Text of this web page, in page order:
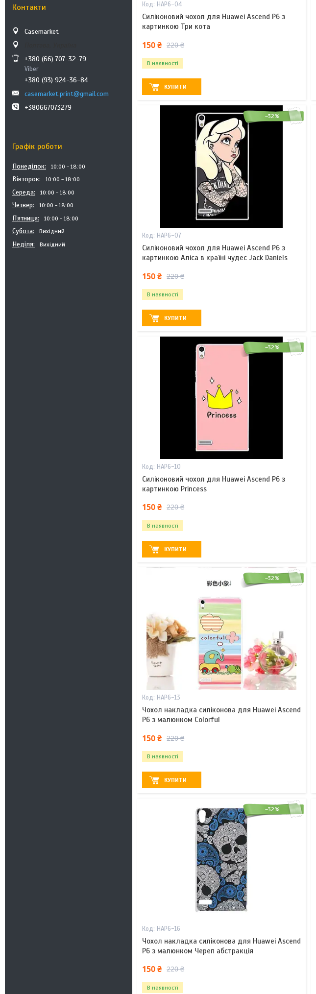
Контакти
Casemarket
+380 (66) 707-32-79
Viber
+380 (93) 924-36-84
casemarket.print@gmail.com
+380667073279
Графік роботи
Понеділок 10:00 18:00
Вівторок 10:00 18:00
Середа 10:00 18:00
Четвер 10:00 18:00
Пʼятниця 10:00 18:00
Субота Вихідний
Неділя Вихідний
HAP6-04
Силіконовий чохол для Huawei Ascend P6 з
картинкою Три кота
150 ₴ 220 ₴
В наявності
КУПИТИ
–32%
HAP6-07
Силіконовий чохол для Huawei Ascend P6 з
картинкою Аліса в країні чудес Jack Daniels
150 ₴ 220 ₴
В наявності
КУПИТИ
–32%
HAP6-10
Силіконовий чохол для Huawei Ascend P6 з
картинкою Princess
150 ₴ 220 ₴
В наявності
КУПИТИ
–32%
HAP6-13
Чохол накладка силіконова для Huawei Ascend
P6 з малюнком Colorful
150 ₴ 220 ₴
В наявності
КУПИТИ
–32%
HAP6-16
Чохол накладка силіконова для Huawei Ascend
P6 з малюнком Череп абстракція
150 ₴ 220 ₴
В наявності